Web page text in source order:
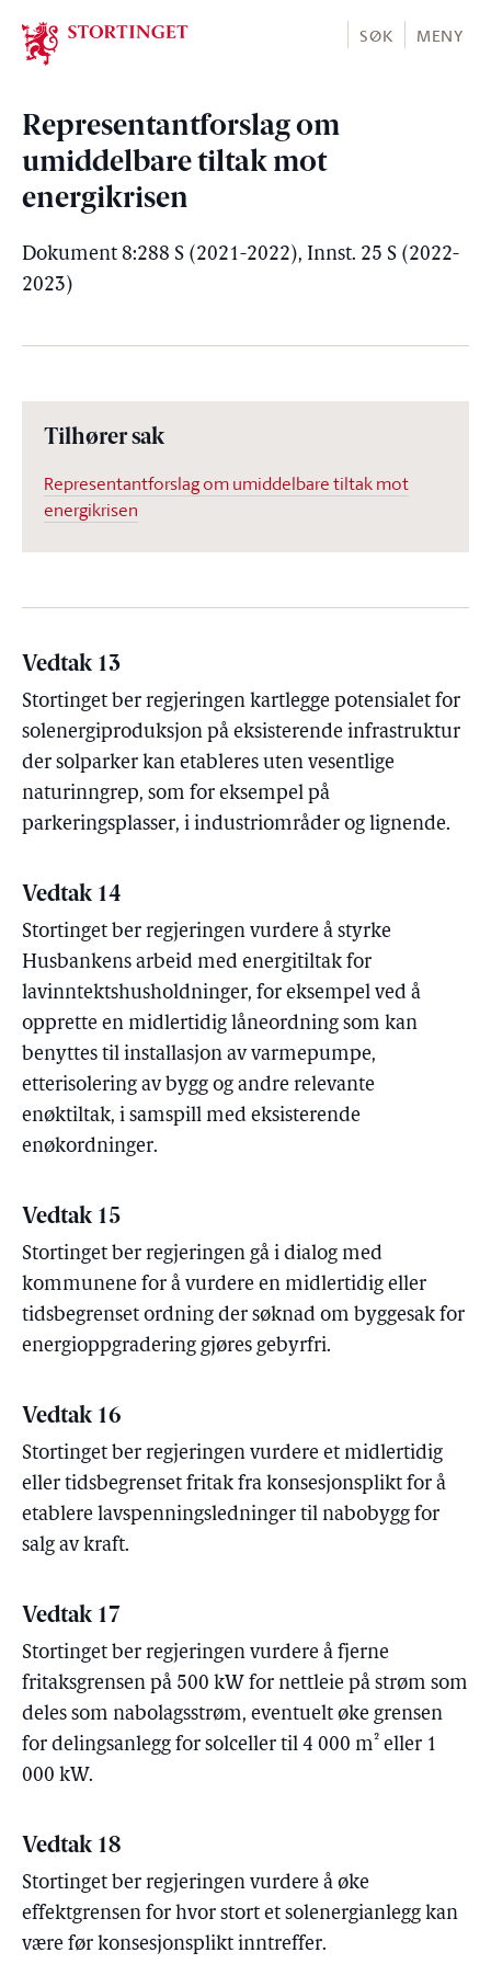
Stortinget.no
SØK MENY
Representantforslag om
umiddelbare tiltak mot
energikrisen
Dokument 8:288 S (2021-2022), Innst. 25 S (2022-
2023)
Tilhører sak
Representantforslag om umiddelbare tiltak mot
energikrisen
Vedtak 13
Stortinget ber regjeringen kartlegge potensialet for
solenergiproduksjon på eksisterende infrastruktur
der solparker kan etableres uten vesentlige
naturinngrep, som for eksempel på
parkeringsplasser, i industriområder og lignende.
Vedtak 14
Stortinget ber regjeringen vurdere å styrke
Husbankens arbeid med energitiltak for
lavinntektshusholdninger, for eksempel ved å
opprette en midlertidig låneordning som kan
benyttes til installasjon av varmepumpe,
etterisolering av bygg og andre relevante
enøktiltak, i samspill med eksisterende
enøkordninger.
Vedtak 15
Stortinget ber regjeringen gå i dialog med
kommunene for å vurdere en midlertidig eller
tidsbegrenset ordning der søknad om byggesak for
energioppgradering gjøres gebyrfri.
Vedtak 16
Stortinget ber regjeringen vurdere et midlertidig
eller tidsbegrenset fritak fra konsesjonsplikt for å
etablere lavspenningsledninger til nabobygg for
salg av kraft.
Vedtak 17
Stortinget ber regjeringen vurdere å fjerne
fritaksgrensen på 500 kW for nettleie på strøm som
deles som nabolagsstrøm, eventuelt øke grensen
for delingsanlegg for solceller til 4 000 m² eller 1
000 kW.
Vedtak 18
Stortinget ber regjeringen vurdere å øke
effektgrensen for hvor stort et solenergianlegg kan
være før konsesjonsplikt inntreffer.